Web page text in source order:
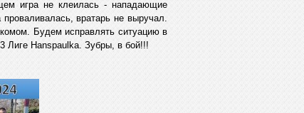
игра не клеилась - нападающие
вратарь не выручал.
Будем исправлять ситуацию в
Лиге Hanspaulka. Зубры, в бой!!!